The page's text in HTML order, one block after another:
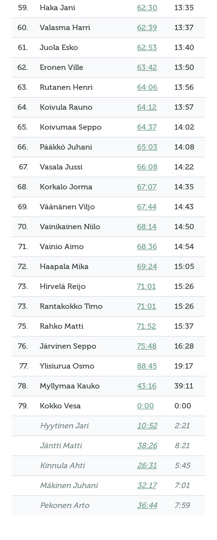
59. Haka Jani 62:30 13:35
60. Valasma Harri 62:39 13:37
61. Juola Esko 62:53 13:40
62. Eronen Ville 63:42 13:50
63. Rutanen Henri 64:06 13:56
64. Koivula Rauno 64:12 13:57
65. Koivumaa Seppo 64:37 14:02
66. Pääkkö Juhani 65:03 14:08
67. Vasala Jussi 66:08 14:22
68. Korkalo Jorma 67:07 14:35
69. Väänänen Viljo 67:44 14:43
70. Vainikainen Niilo 68:14 14:50
71. Vainio Aimo 68:36 14:54
72. Haapala Mika 69:24 15:05
73. Hirvelä Reijo 71:01 15:26
73. Rantakokko Timo 71:01 15:26
75. Rahko Matti 71:52 15:37
76. Järvinen Seppo 75:48 16:28
77. Ylisiurua Osmo 88:45 19:17
78. Myllymaa Kauko 43:16 39:11
79. Kokko Vesa 0:00 0:00
Hyytinen Jari 10:52 2:21
Jäntti Matti 38:26 8:21
Kinnula Ahti 26:31 5:45
Mäkinen Juhani 32:17 7:01
Pekonen Arto 36:44 7:59